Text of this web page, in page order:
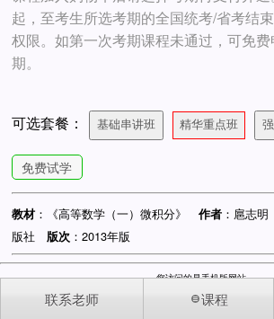
起，至考生所选考期的全国统考/省考结
权限。如第一次考期课程未通过，可免
期。
可选套餐： 基础串讲班 精华重点班
免费试学
教材：《高等数学（一）微积分》 作者：扈志明
版社 版次：2013年版
您访问的是手机版网站
网站备案：粤ICP备11027648号-1
联系老师 课程